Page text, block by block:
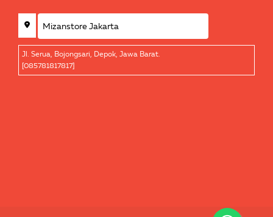
Jl. Serua, Bojongsari, Depok, Jawa Barat.
[085781817817]